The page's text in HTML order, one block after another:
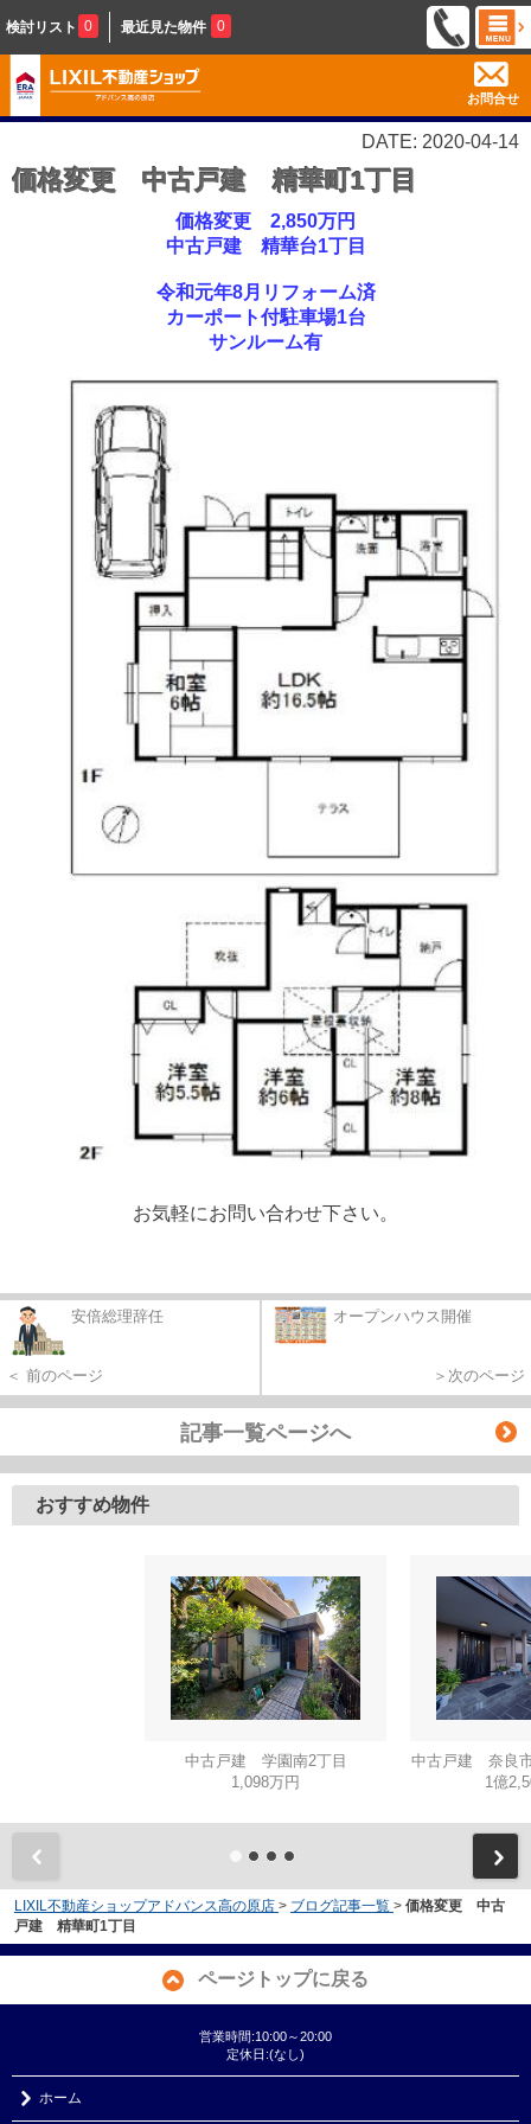
検討リスト 0 最近見た物件 0
お問合せ
DATE: 2020-04-14
価格変更 中古戸建 精華町1丁目
価格変更 2,850万円
中古戸建 精華台1丁目
令和元年8月リフォーム済
カーポート付駐車場1台
サンルーム有
お気軽にお問い合わせ下さい。
安倍総理辞任
＜ 前のページ
オープンハウス開催
＞次のページ
記事一覧ページへ
おすすめ物件
中古戸建 学園南2丁目
1,098万円
中古戸建 奈良
1億
LIXIL不動産ショップアドバンス高の原店 > ブログ記事一覧 > 価格変更 中古
戸建 精華町1丁目
ページトップに戻る
営業時間:10:00～20:00
定休日:(なし)
ホーム